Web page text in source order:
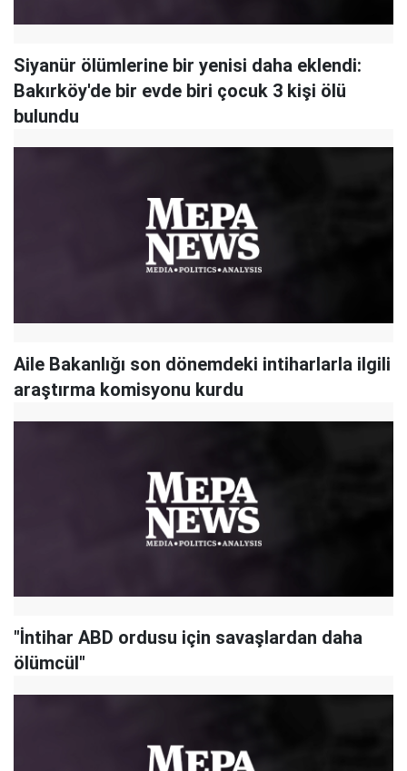
Siyanür ölümlerine bir yenisi daha eklendi:
Bakırköy'de bir evde biri çocuk 3 kişi ölü
bulundu
Aile Bakanlığı son dönemdeki intiharlarla ilgili
araştırma komisyonu kurdu
"İntihar ABD ordusu için savaşlardan daha
ölümcül"